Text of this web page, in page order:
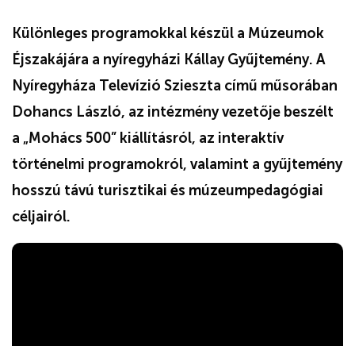
Különleges programokkal készül a Múzeumok
Éjszakájára a nyíregyházi Kállay Gyűjtemény. A
Nyíregyháza Televízió Szieszta című műsorában
Dohancs László, az intézmény vezetője beszélt
a „Mohács 500” kiállításról, az interaktív
történelmi programokról, valamint a gyűjtemény
hosszú távú turisztikai és múzeumpedagógiai
céljairól.